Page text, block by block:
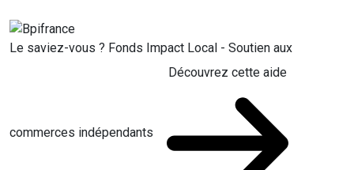
Le saviez-vous ? Fonds Impact Local - Soutien aux
commerces indépendants
Découvrez cette aide